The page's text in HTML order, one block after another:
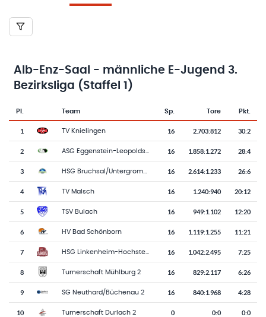
Alb-Enz-Saal - männliche E-Jugend 3.
Bezirksliga (Staffel 1)
Pl.
Team-Logo
Team Sp. Tore Pkt.
1 TV Knielingen 16 2.703:812 30:2
2 16 1.858:1.272 28:4
3 16 2.614:1.233 26:6
4 TV Malsch 16 1.240:940 20:12
5 TSV Bulach 16 949:1.102 12:20
6 HV Bad Schönborn 16 1.119:1.255 11:21
7 16 1.042:2.495 7:25
8 Turnerschaft Mühlburg 2 16 829:2.117 6:26
9 SG Neuthard/Büchenau 2 16 840:1.968 4:28
10 Turnerschaft Durlach 2 0 0:0 0:0